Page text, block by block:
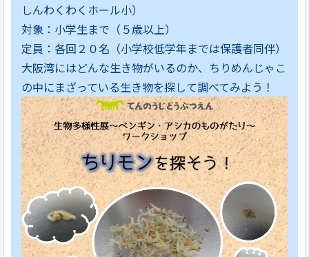
しんわくわくホール小）
対象：小学生まで（５歳以上）
定員：各回２０名（小学校低学年までは保護者同伴）
大阪湾にはどんな生き物がいるのか、ちりめんじゃこ
の中にまざっている生き物を探して調べてみよう！